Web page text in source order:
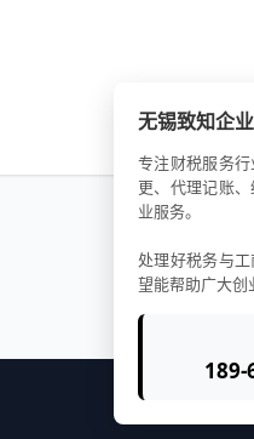
无锡致知企
专注财税服务
更、代理记账
业服务。
处理好税务与
望能帮助广大创
189-